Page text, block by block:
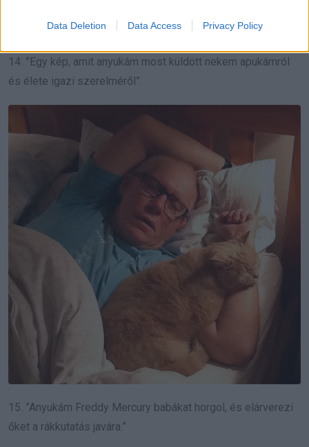
Data Deletion Data Access Privacy Policy
14. ”Egy kép, amit anyukám most küldött nekem apukámról
és élete igazi szerelméről”.
15. ”Anyukám Freddy Mercury babákat horgol, és elárverezi
őket a rákkutatás javára.”